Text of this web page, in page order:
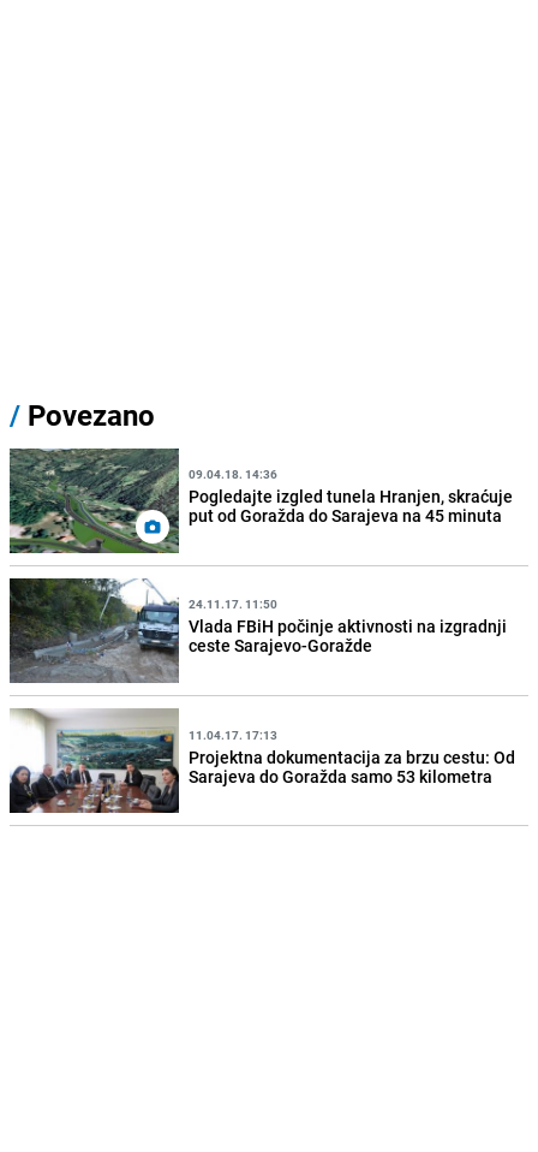
/ Povezano
09.04.18. 14:36
Pogledajte izgled tunela Hranjen, skraćuje
put od Goražda do Sarajeva na 45 minuta
24.11.17. 11:50
Vlada FBiH počinje aktivnosti na izgradnji
ceste Sarajevo-Goražde
11.04.17. 17:13
Projektna dokumentacija za brzu cestu: Od
Sarajeva do Goražda samo 53 kilometra